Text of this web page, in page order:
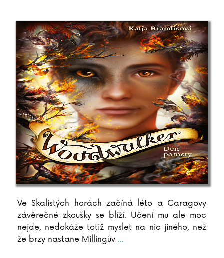
Christian Cornia
Bernard Cornwell
Jane Corryová
Gilles Delphine Cotteová
Matteo Crivellini
Iza Czajková
Karel Čapek
Hynek Čermák
Dana Černá
Miroslav Černý
Mateja Črv Sužnik
Sabrina Sue Danielsová
C. Dartevelle
Lara Dearmanová
Ester Demjanová
Jutta Diekmann
Zbigniew Dobosz
Ve Skalistých horách začíná léto a Caragovy
závěrečné zkoušky se blíží. Učení mu ale moc
nejde, nedokáže totiž myslet na nic jiného, než
že brzy nastane Millingův ...